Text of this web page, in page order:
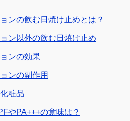
ンの飲む日焼け止めとは？
ン以外の飲む日焼け止め
ンの効果
ンの副作用
粧品
やPA+++の意味は？